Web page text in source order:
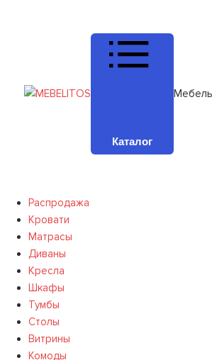
Каталог
Распродажа
Кровати
Матрасы
Диваны
Кресла
Шкафы
Тумбы
Столы
Витрины
Комоды